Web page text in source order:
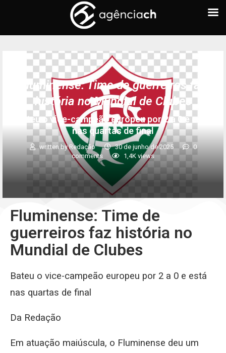
Fluminense: Time de guerreiros faz
história no Mundial de Clubes
Bateu o vice-campeão europeu por 2 a 0 e está
nas quartas de final
written byRedação 30 de junho de 2025
0
comments
1,4K views
Fluminense: Time de
guerreiros faz história no
Mundial de Clubes
Bateu o vice-campeão europeu por 2 a 0 e está
nas quartas de final
Da Redação
Em atuação maiúscula, o Fluminense deu um